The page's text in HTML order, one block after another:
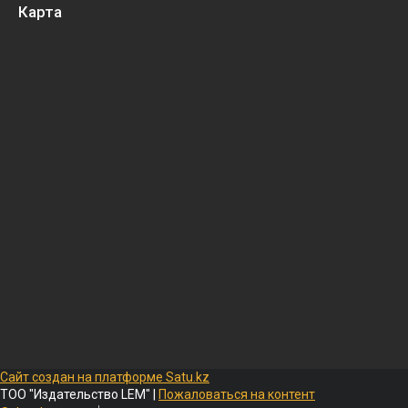
Карта
Сайт создан на платформе Satu.kz
ТОО "Издательство LEM" |
Пожаловаться на контент